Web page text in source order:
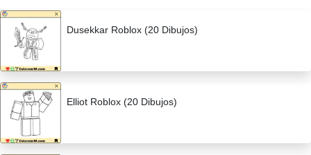
Dusekkar Roblox (20 Dibujos)
Elliot Roblox (20 Dibujos)